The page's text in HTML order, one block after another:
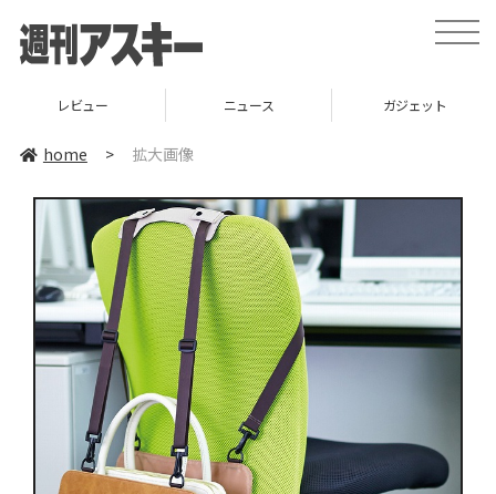
toggle
レビュー ニュース ガジェット
home > 拡大画像